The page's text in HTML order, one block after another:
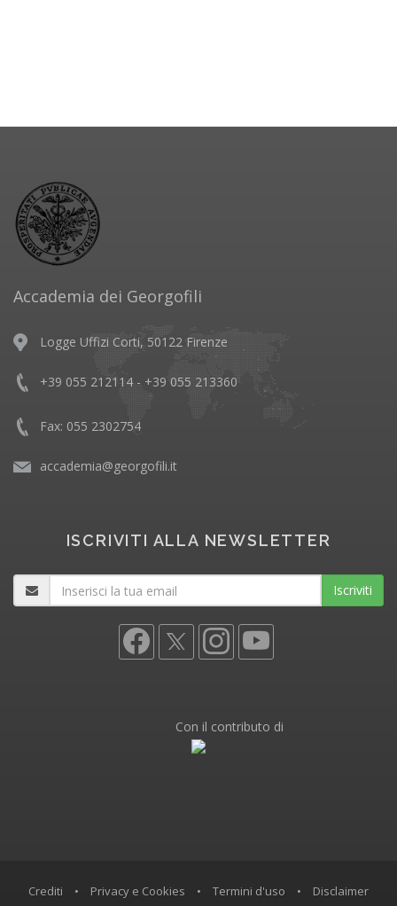
Accademia dei Georgofili
Logge Uffizi Corti, 50122 Firenze
+39 055 212114 - +39 055 213360
Fax: 055 2302754
accademia@georgofili.it
ISCRIVITI ALLA NEWSLETTER
Iscriviti
Con il contributo di
Crediti • Privacy e Cookies • Termini d'uso • Disclaimer